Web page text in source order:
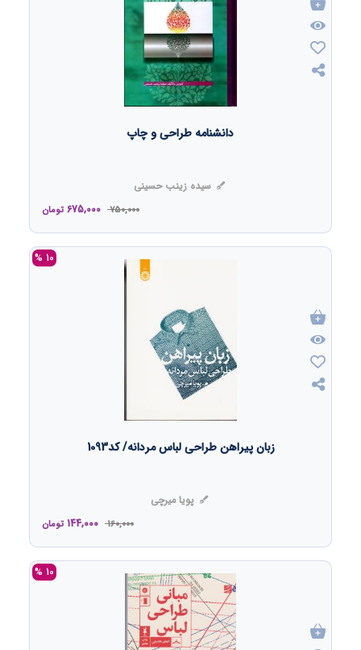
دانشنامه طراحی و چاپ
سیده زینب حسینی
750,000
675,000 تومان
10 %
زبان پیراهن طراحی لباس مردانه/ کد1093
پویا میرچی
160,000
144,000 تومان
10 %